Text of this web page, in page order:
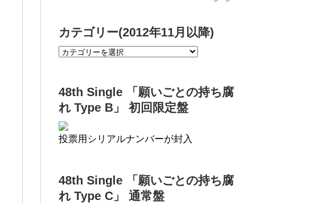
カテゴリー(2012年11月以降)
48th Single 「願いごとの持ち腐
れ Type B」 初回限定盤
投票用シリアルナンバーが封入
48th Single 「願いごとの持ち腐
れ Type C」 通常盤